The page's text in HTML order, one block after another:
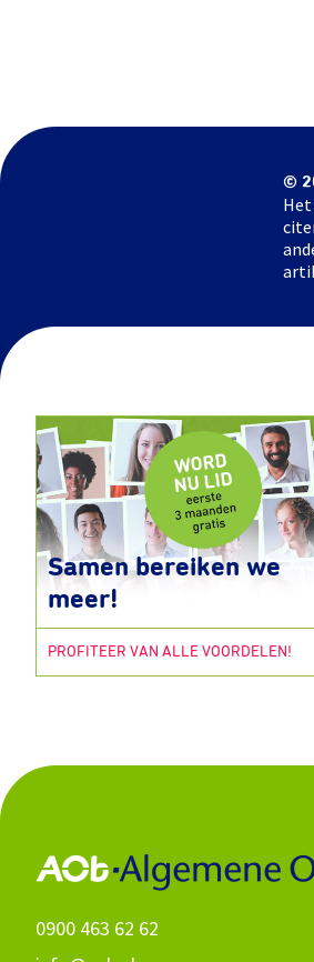
©
Samen bereiken we
meer!
PROFITEER VAN ALLE VOORDELEN!
0900 463 62 62